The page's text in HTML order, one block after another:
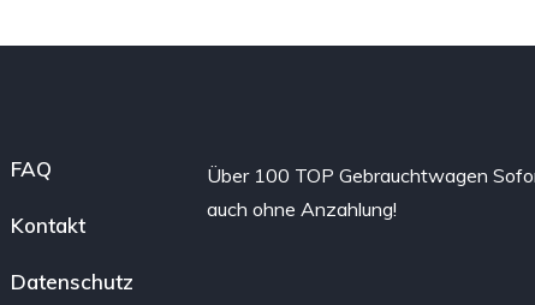
FAQ
Kontakt
Datenschutz
Über 100 TOP Gebrauchtwagen
auch ohne Anzahlung!